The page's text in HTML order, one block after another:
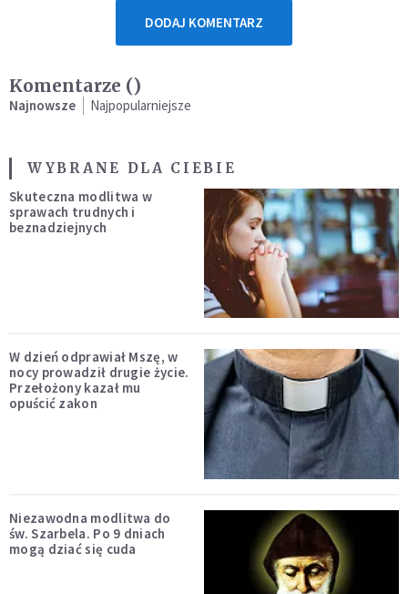
DODAJ KOMENTARZ
Komentarze ()
Najnowsze Najpopularniejsze
WYBRANE DLA CIEBIE
Skuteczna modlitwa w
sprawach trudnych i
beznadziejnych
W dzień odprawiał Mszę, w
nocy prowadził drugie życie.
Przełożony kazał mu
opuścić zakon
Niezawodna modlitwa do
św. Szarbela. Po 9 dniach
mogą dziać się cuda